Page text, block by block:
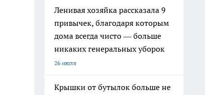
Ленивая хозяйка рассказала 9
привычек, благодаря которым
дома всегда чисто — больше
никаких генеральных уборок
26 июля
Крышки от бутылок больше не